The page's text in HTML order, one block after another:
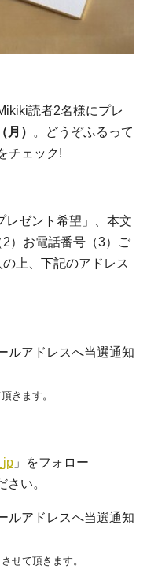
読者2名様にプレ
） 。どうぞふるって
チェック!
レゼント希望」、本文
）お電話番号（3）ご
上、下記のアドレス
ルアドレスへ当選通知
きます。
」をフォロー
さい。
ルアドレスへ当選通知
せて頂きます。